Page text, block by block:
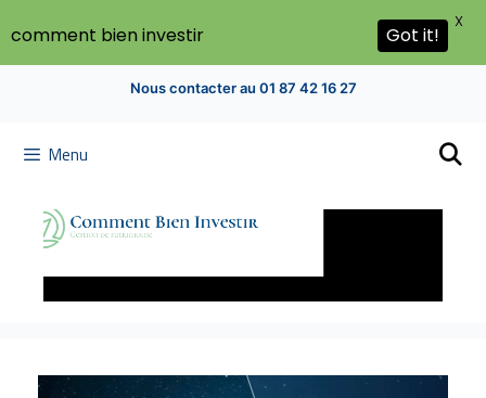
Nous contacter au 01 87 42 16 27
Menu
comment bien investir Got it!
X